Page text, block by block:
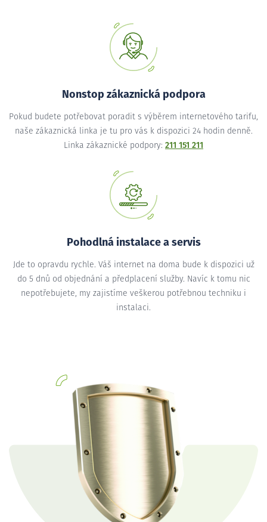
Nonstop zákaznická podpora
Pokud budete potřebovat poradit s výběrem internetového tarifu,
naše zákaznická linka je tu pro vás k dispozici 24 hodin denně.
Linka zákaznické podpory: 211 151 211
Pohodlná instalace a servis
Jde to opravdu rychle. Váš internet na doma bude k dispozici už
do 5 dnů od objednání a předplacení služby. Navíc k tomu nic
nepotřebujete, my zajistíme veškerou potřebnou techniku i
instalaci.